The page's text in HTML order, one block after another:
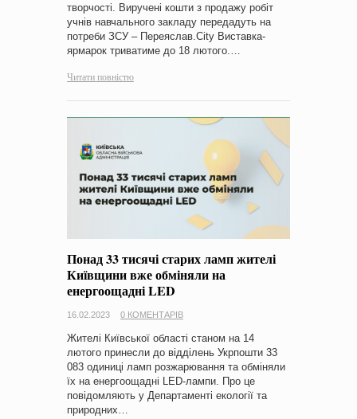
творчості. Виручені кошти з продажу робіт
учнів навчального закладу передадуть на
потреби ЗСУ – Переяслав.City Виставка-
ярмарок триватиме до 18 лютого.…
Читати повністю
Понад 33 тисячі старих ламп жителі
Київщини вже обміняли на
енергоощадні LED
16.02.2023 0 КОМЕНТАРІВ
Жителі Київської області станом на 14
лютого принесли до відділень Укрпошти 33
083 одиниці ламп розжарювання та обміняли
їх на енергоощадні LED-лампи. Про це
повідомляють у Департаменті екології та
природних…